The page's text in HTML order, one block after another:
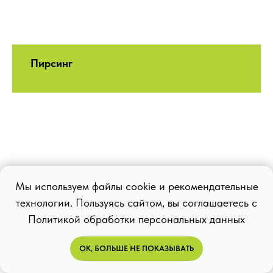
Пирсинг
Мы используем файлы cookie и рекомендательные
технологии. Пользуясь сайтом, вы соглашаетесь с
Политикой обработки персональных данных
ОК, БОЛЬШЕ НЕ ПОКАЗЫВАТЬ